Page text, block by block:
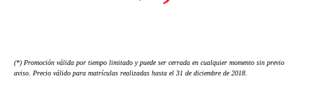
(*) Promoción válida por tiempo limitado y puede ser cerrada en cualquier momento sin previo
aviso. Precio válido para matrículas realizadas hasta el 31 de diciembre de 2018.